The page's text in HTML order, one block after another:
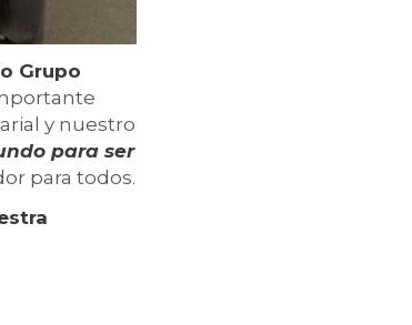
Grupo
y nuestro
para ser
para todos.